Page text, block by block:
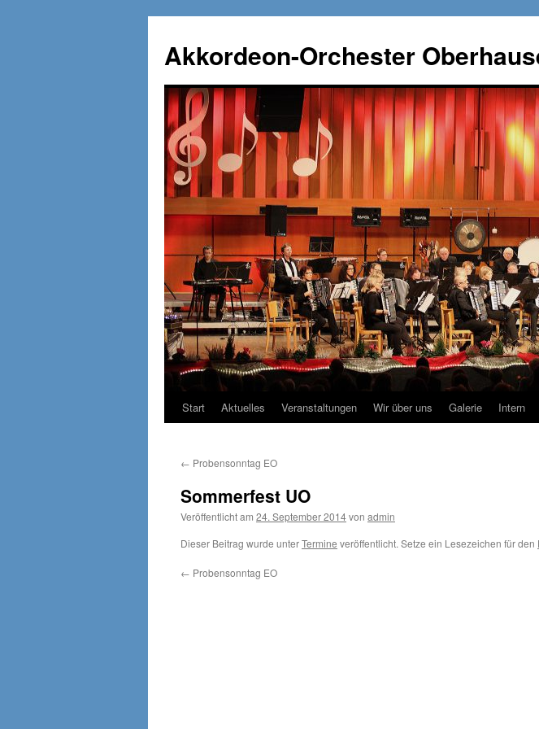
springen
Akkordeon-Orchester
Start Aktuelles Veranstaltungen Wir über uns Galerie Intern
← Probensonntag EO
Sommerfest UO
Veröffentlicht am 24. September 2014von admin
Dieser Beitrag wurde unterTermine veröffentlicht. Setze ein Lesezeichen für den
← Probensonntag EO